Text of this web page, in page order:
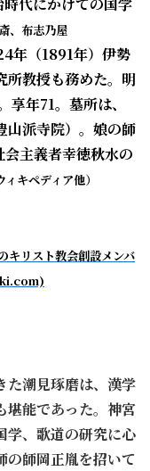
、布志乃屋
年（1891年）伊勢
所教授も務めた。明
年71。墓所は、
山派寺院）。娘の師
主義者幸徳秋水の
ィキペディア他）
キリスト教会創設メンバ
た潮見琢磨は、漢学
堪能であった。神宮
学、歌道の研究に心
の師岡正胤を招いて